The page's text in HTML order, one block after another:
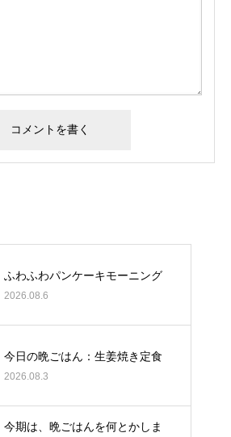
ふわふわパンケーキモーニング
2026.08.6
今日の晩ごはん：生姜焼き定食
2026.08.3
今期は、晩ごはんを何とかしま